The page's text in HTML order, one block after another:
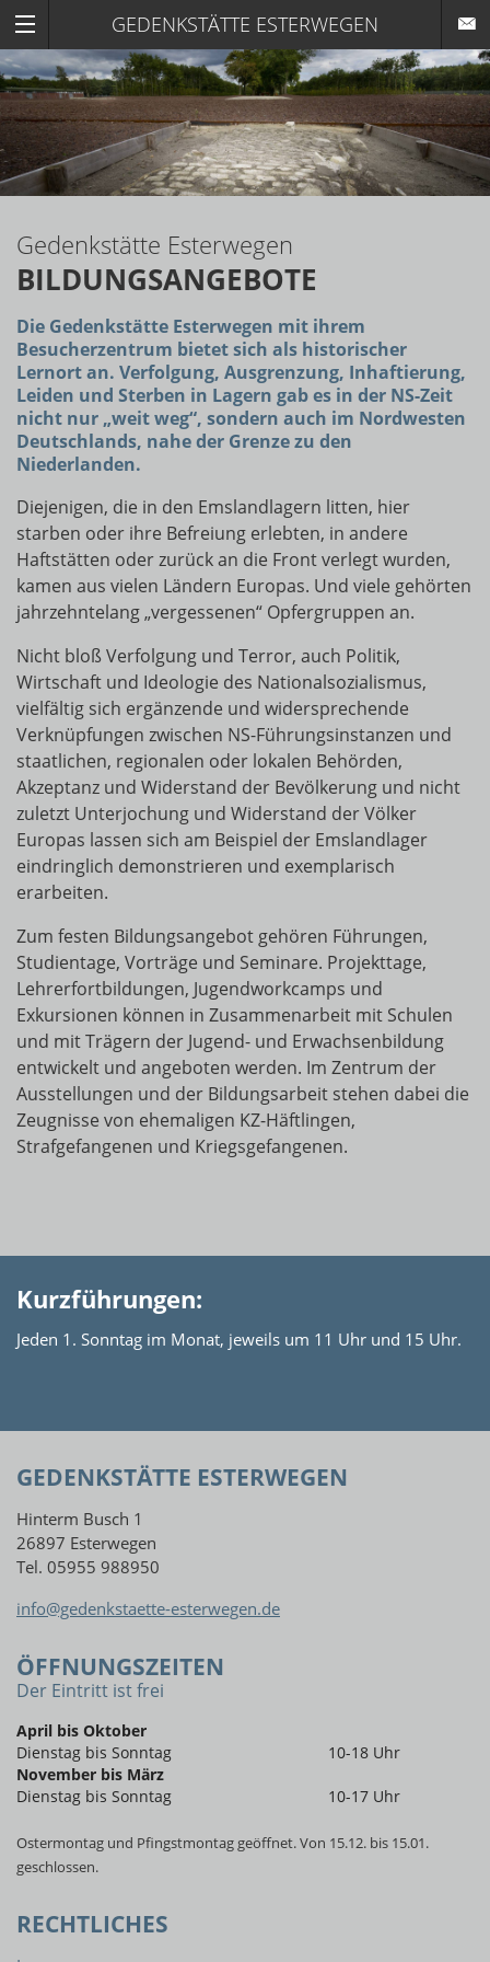
GEDENKSTÄTTE ESTERWEGEN
Gedenkstätte Esterwegen
BILDUNGSANGEBOTE
Die Gedenkstätte Esterwegen mit ihrem
Besucherzentrum bietet sich als historischer
Lernort an. Verfolgung, Ausgrenzung, Inhaftierung,
Leiden und Sterben in Lagern gab es in der NS-Zeit
nicht nur „weit weg“, sondern auch im Nordwesten
Deutschlands, nahe der Grenze zu den
Niederlanden.
Diejenigen, die in den Emslandlagern litten, hier
starben oder ihre Befreiung erlebten, in andere
Haftstätten oder zurück an die Front verlegt wurden,
kamen aus vielen Ländern Europas. Und viele gehörten
jahrzehntelang „vergessenen“ Opfergruppen an.
Nicht bloß Verfolgung und Terror, auch Politik,
Wirtschaft und Ideologie des Nationalsozialismus,
vielfältig sich ergänzende und widersprechende
Verknüpfungen zwischen NS-Führungsinstanzen und
staatlichen, regionalen oder lokalen Behörden,
Akzeptanz und Widerstand der Bevölkerung und nicht
zuletzt Unterjochung und Widerstand der Völker
Europas lassen sich am Beispiel der Emslandlager
eindringlich demonstrieren und exemplarisch
erarbeiten.
Zum festen Bildungsangebot gehören Führungen,
Studientage, Vorträge und Seminare. Projekttage,
Lehrerfortbildungen, Jugendworkcamps und
Exkursionen können in Zusammenarbeit mit Schulen
und mit Trägern der Jugend- und Erwachsenbildung
entwickelt und angeboten werden. Im Zentrum der
Ausstellungen und der Bildungsarbeit stehen dabei die
Zeugnisse von ehemaligen KZ-Häftlingen,
Strafgefangenen und Kriegsgefangenen.
Kurzführungen:
Jeden 1. Sonntag im Monat, jeweils um 11 Uhr und 15 Uhr.
GEDENKSTÄTTE ESTERWEGEN
Hinterm Busch 1
26897 Esterwegen
Tel. 05955 988950
info@gedenkstaette-esterwegen.de
ÖFFNUNGSZEITEN
Der Eintritt ist frei
April bis Oktober
Dienstag bis Sonntag
10-18 Uhr
November bis März
Dienstag bis Sonntag
10-17 Uhr
Ostermontag und Pfingstmontag geöffnet. Von 15.12. bis 15.01.
geschlossen.
RECHTLICHES